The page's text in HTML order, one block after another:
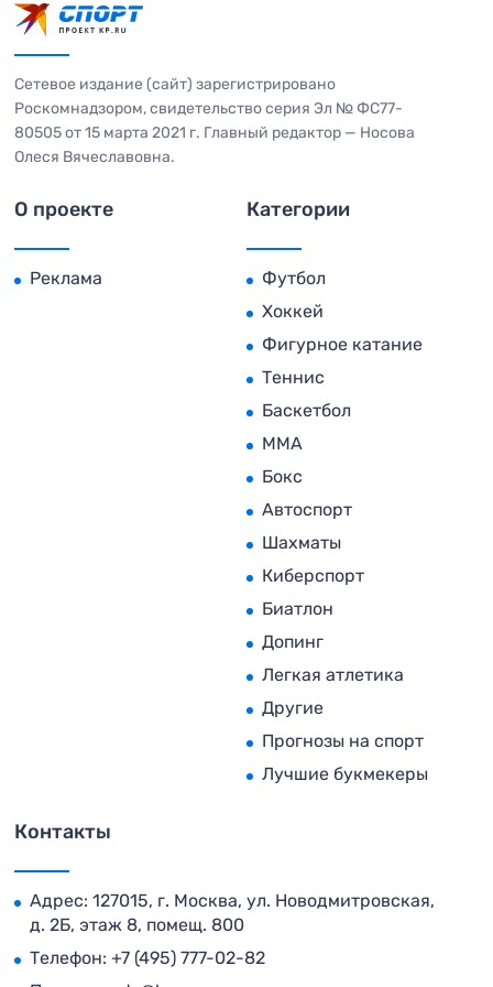
Сетевое издание (сайт) зарегистрировано
Роскомнадзором, свидетельство серия Эл № ФС77-
80505 от 15 марта 2021 г. Главный редактор — Носова
Олеся Вячеславовна.
О проекте
Реклама
Категории
Футбол
Хоккей
Фигурное катание
Теннис
Баскетбол
MMA
Бокс
Автоспорт
Шахматы
Киберспорт
Биатлон
Допинг
Легкая атлетика
Другие
Прогнозы на спорт
Лучшие букмекеры
Контакты
Адрес: 127015, г. Москва, ул. Новодмитровская,
д. 2Б, этаж 8, помещ. 800
Телефон: +7 (495) 777-02-82